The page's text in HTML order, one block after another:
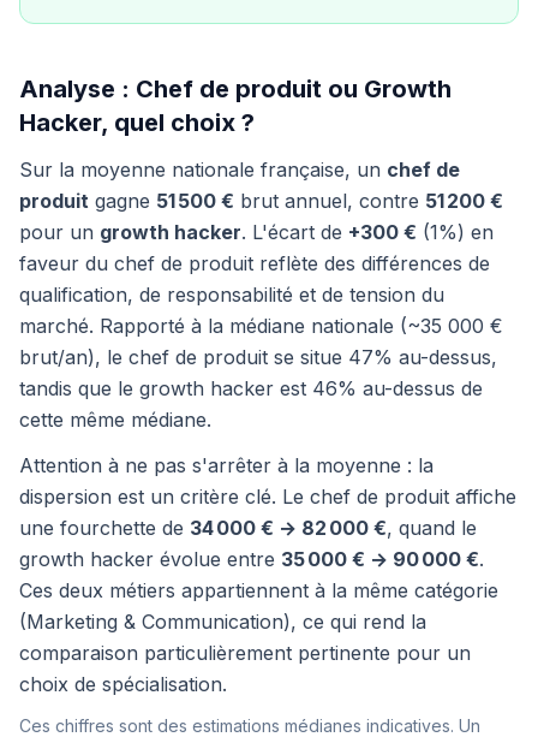
Analyse : Chef de produit ou Growth
Hacker, quel choix ?
Sur la moyenne nationale française, un chef de
produit gagne 51 500 € brut annuel, contre 51 200 €
pour un growth hacker. L'écart de +300 € (1%) en
faveur du chef de produit reflète des différences de
qualification, de responsabilité et de tension du
marché. Rapporté à la médiane nationale (~35 000 €
brut/an), le chef de produit se situe 47% au-dessus,
tandis que le growth hacker est 46% au-dessus de
cette même médiane.
Attention à ne pas s'arrêter à la moyenne : la
dispersion est un critère clé. Le chef de produit affiche
une fourchette de 34 000 € → 82 000 €, quand le
growth hacker évolue entre 35 000 € → 90 000 €.
Ces deux métiers appartiennent à la même catégorie
(Marketing & Communication), ce qui rend la
comparaison particulièrement pertinente pour un
choix de spécialisation.
Ces chiffres sont des estimations médianes indicatives. Un